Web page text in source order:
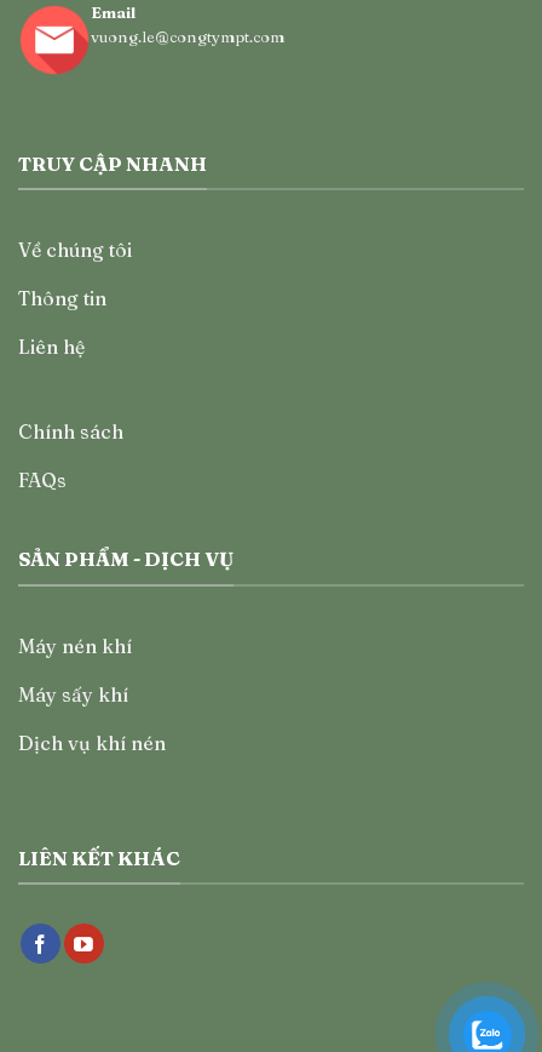
Email
vuong.le@congtympt.com
TRUY CẬP NHANH
Về chúng tôi
Thông tin
Liên hệ
Chính sách
FAQs
SẢN PHẨM - DỊCH VỤ
Máy nén khí
Máy sấy khí
Dịch vụ khí nén
LIÊN KẾT KHÁC